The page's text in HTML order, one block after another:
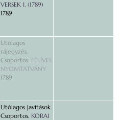
VERSEK I. (1789)
1789
Utólagos
rájegyzés.
Csoportos. FÉLÍVES
NYOMTATVÁNY
1789
Utólagos javítások.
Csoportos. KORAI